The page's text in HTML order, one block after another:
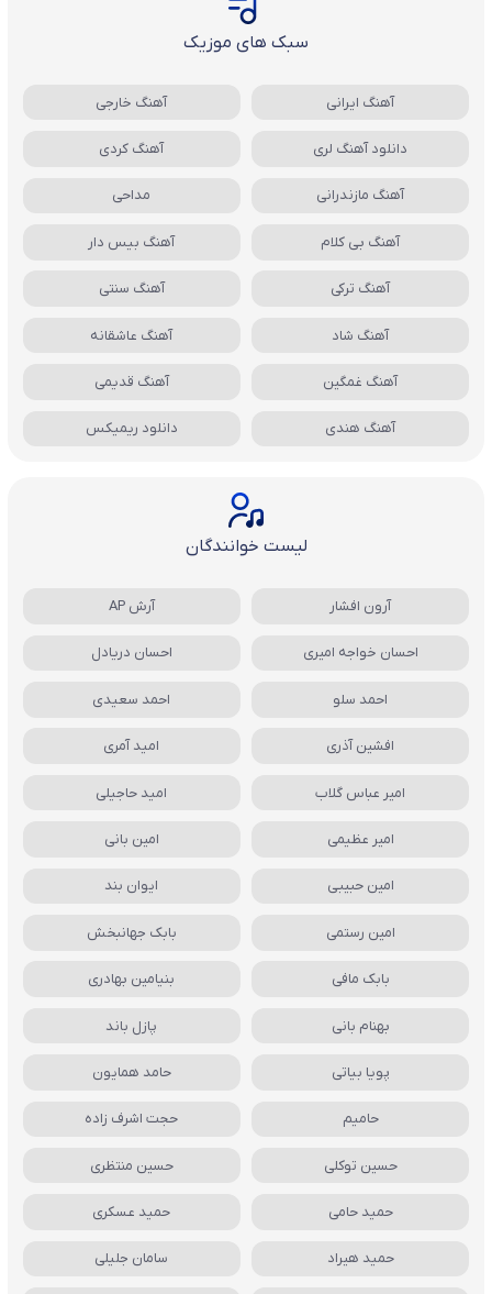
سبک های موزیک
آهنگ ایرانی آهنگ خارجی
دانلود آهنگ لری آهنگ کردی
آهنگ مازندرانی مداحی
آهنگ بی کلام آهنگ بیس دار
آهنگ ترکی آهنگ سنتی
آهنگ شاد آهنگ عاشقانه
آهنگ غمگین آهنگ قدیمی
آهنگ هندی دانلود ریمیکس
لیست خوانندگان
آرون افشار آرش AP
احسان خواجه امیری احسان دریادل
احمد سلو احمد سعیدی
افشین آذری امید آمری
امیر عباس گلاب امید حاجیلی
امیر عظیمی امین بانی
امین حبیبی ایوان بند
امین رستمی بابک جهانبخش
بابک مافی بنیامین بهادری
بهنام بانی پازل باند
پویا بیاتی حامد همایون
حامیم حجت اشرف زاده
حسین توکلی حسین منتظری
حمید حامی حمید عسکری
حمید هیراد سامان جلیلی